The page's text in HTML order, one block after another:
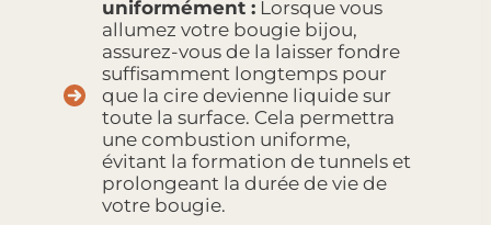
uniformément : Lorsque vous
allumez votre bougie bijou,
assurez-vous de la laisser fondre
suffisamment longtemps pour
que la cire devienne liquide sur
toute la surface. Cela permettra
une combustion uniforme,
évitant la formation de tunnels et
prolongeant la durée de vie de
votre bougie.